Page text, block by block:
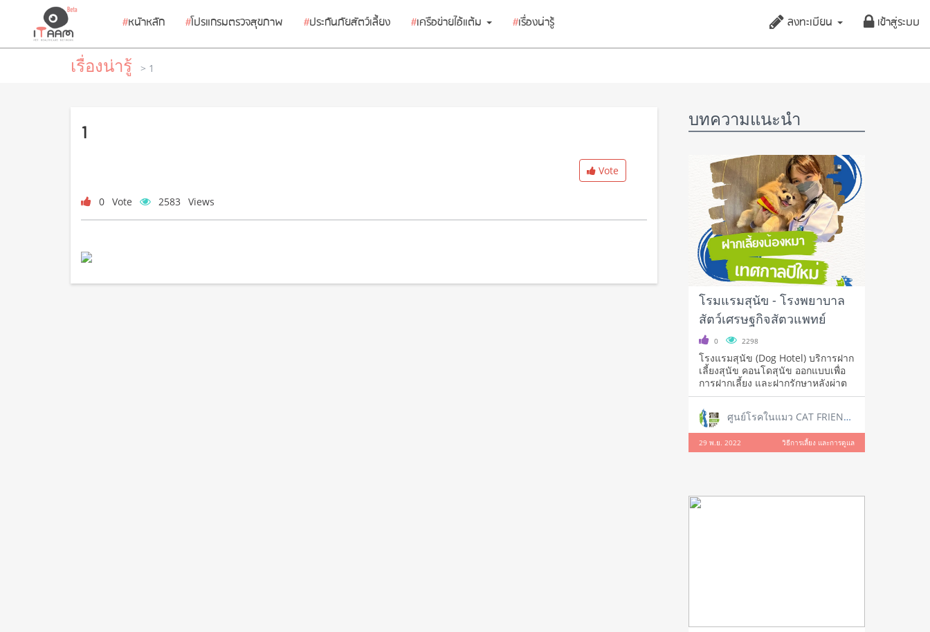
#หนัาหลัก #โปรแกรมตรวจสุขภาพ #ประกันภัยสัตว์เลี้ยง #เครือข่ายไอ้แต้ม #เรื่องน่ารู้ ลงทะเบียน เข้าสู่ระบบ
เรื่องน่ารู้ > 1
1
0 Vote 2583 Views
Vote
บทความแนะนำ
โรมแรมสุนัข - โรงพยาบาล
สัตว์เศรษฐกิจสัตวแพทย์
0 2298
โรงแรมสุนัข (Dog Hotel) บริการฝาก
เลี้ยงสุนัข คอนโดสุนัข ออกแบบเพื่อ
การฝากเลี้ยง และฝากรักษาหลังผ่าต
ศูนย์โรคในแมว CAT FRIENDLY CLINIC
29 พ.ย. 2022 วิธีการเลี้ยง และการดูแล